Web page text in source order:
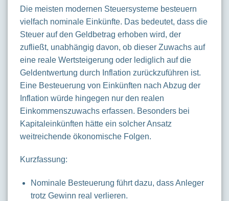
Die meisten modernen Steuersysteme besteuern
vielfach nominale Einkünfte. Das bedeutet, dass die
Steuer auf den Geldbetrag erhoben wird, der
zufließt, unabhängig davon, ob dieser Zuwachs auf
eine reale Wertsteigerung oder lediglich auf die
Geldentwertung durch Inflation zurückzuführen ist.
Eine Besteuerung von Einkünften nach Abzug der
Inflation würde hingegen nur den realen
Einkommenszuwachs erfassen. Besonders bei
Kapitaleinkünften hätte ein solcher Ansatz
weitreichende ökonomische Folgen.
Kurzfassung:
Nominale Besteuerung führt dazu, dass Anleger
trotz Gewinn real verlieren.